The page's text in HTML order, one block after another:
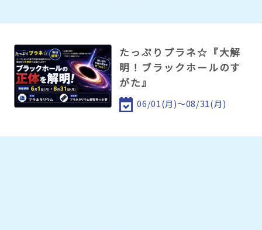
たっぷりプラネ☆『大解
明！ブラックホールのす
がた』
06/01(月)～08/31(月)